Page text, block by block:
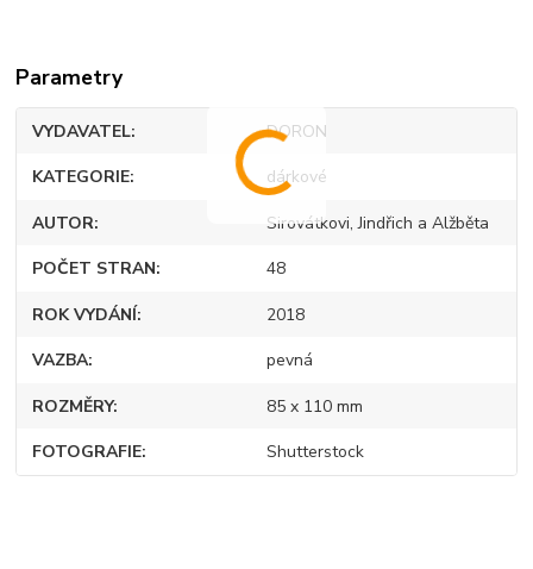
Parametry
VYDAVATEL DORON
KATEGORIE dárkové
AUTOR Sirovátkovi, Jindřich a Alžběta
POČET STRAN 48
ROK VYDÁNÍ 2018
VAZBA pevná
ROZMĚRY 85 x 110 mm
FOTOGRAFIE Shutterstock